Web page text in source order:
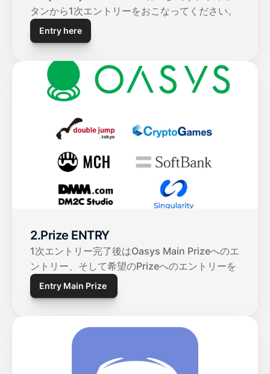
タンから1次エントリーをおこなってください。
Entry here
2.Prize ENTRY
1次エントリー完了後はOasys Main Prizeへのエ
ントリー、そして希望のPrizeへのエントリーを
Entry Main Prize